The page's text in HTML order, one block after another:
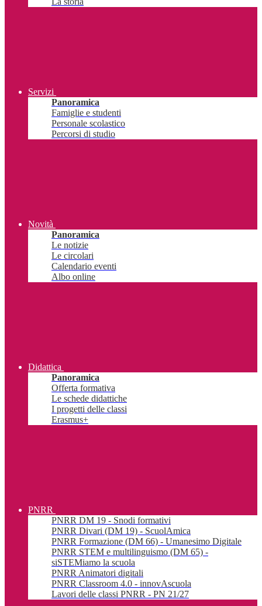
Servizi
Panoramica
Famiglie e studenti
Personale scolastico
Percorsi di studio
Novità
Panoramica
Le notizie
Le circolari
Calendario eventi
Albo online
Didattica
Panoramica
Offerta formativa
Le schede didattiche
I progetti delle classi
Erasmus+
PNRR
PNRR DM 19 - Snodi formativi
PNRR Divari (DM 19) - ScuolAmica
PNRR Formazione (DM 66) - Umanesimo Digitale
PNRR STEM e multilinguismo (DM 65) -
siSTEMiamo la scuola
PNRR Animatori digitali
PNRR Classroom 4.0 - innovAscuola
Lavori delle classi PNRR - PN 21/27